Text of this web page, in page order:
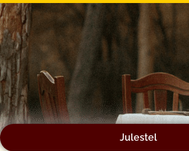
Gå
til
indholdet
Julestel